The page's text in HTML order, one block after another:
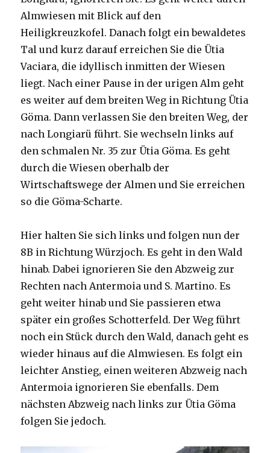
Almwiesen mit Blick auf den
Heiligkreuzkofel. Danach folgt ein bewaldetes
Tal und kurz darauf erreichen Sie die Ütia
Vaciara, die idyllisch inmitten der Wiesen
liegt. Nach einer Pause in der urigen Alm geht
es weiter auf dem breiten Weg in Richtung Ütia
Göma. Dann verlassen Sie den breiten Weg, der
nach Longiarü führt. Sie wechseln links auf
den schmalen Nr. 35 zur Ütia Göma. Es geht
durch die Wiesen oberhalb der
Wirtschaftswege der Almen und Sie erreichen
so die Göma-Scharte.
Hier halten Sie sich links und folgen nun der
8B in Richtung Würzjoch. Es geht in den Wald
hinab. Dabei ignorieren Sie den Abzweig zur
Rechten nach Antermoia und S. Martino. Es
geht weiter hinab und Sie passieren etwa
später ein großes Schotterfeld. Der Weg führt
noch ein Stück durch den Wald, danach geht es
wieder hinaus auf die Almwiesen. Es folgt ein
leichter Anstieg, einen weiteren Abzweig nach
Antermoia ignorieren Sie ebenfalls. Dem
nächsten Abzweig nach links zur Ütia Göma
folgen Sie jedoch.